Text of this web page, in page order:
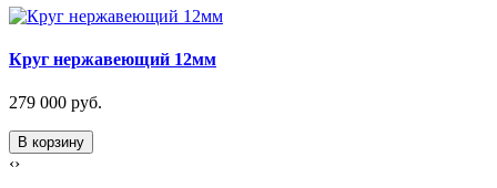
Круг нержавеющий 12мм
279 000 руб.
В корзину
‹›